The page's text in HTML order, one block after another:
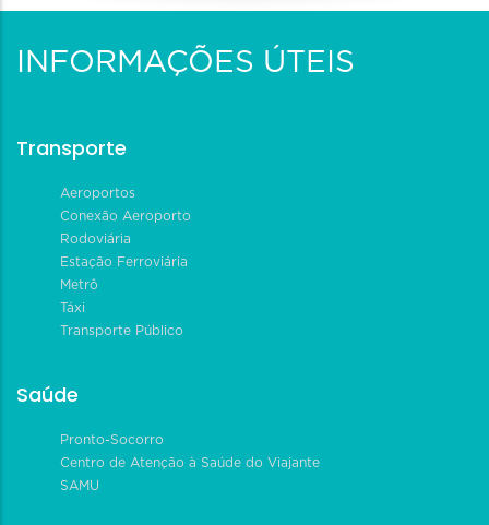
INFORMAÇÕES ÚTEIS
Transporte
Aeroportos
Conexão Aeroporto
Rodoviária
Estação Ferroviária
Metrô
Táxi
Transporte Público
Saúde
Pronto-Socorro
Centro de Atenção à Saúde do Viajante
SAMU